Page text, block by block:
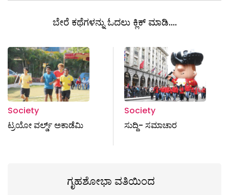
ಬೇರೆ ಕಥೆಗಳನ್ನು ಓದಲು ಕ್ಲಿಕ್ ಮಾಡಿ....
Society
ಟ್ರಯೋ ವರ್ಲ್ಡ್ ಅಕಾಡೆಮಿ
Society
ಸುದ್ದಿ- ಸಮಾಚಾರ
ಗೃಹಶೋಭಾ ವತಿಯಿಂದ